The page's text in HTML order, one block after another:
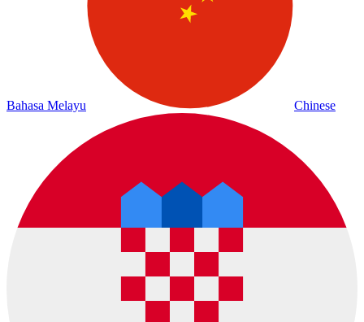
Bahasa Melayu Chinese